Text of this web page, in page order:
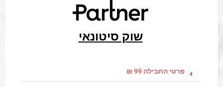
שוק סיטונאי
פרטי החבילה 99 ₪